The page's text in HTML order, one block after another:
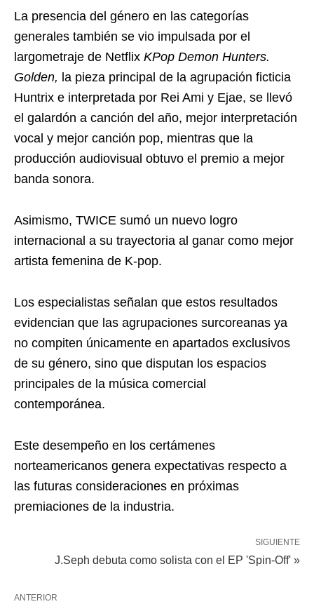
La presencia del género en las categorías
generales también se vio impulsada por el
largometraje de Netflix KPop Demon Hunters.
Golden, la pieza principal de la agrupación ficticia
Huntrix e interpretada por Rei Ami y Ejae, se llevó
el galardón a canción del año, mejor interpretación
vocal y mejor canción pop, mientras que la
producción audiovisual obtuvo el premio a mejor
banda sonora.
Asimismo, TWICE sumó un nuevo logro
internacional a su trayectoria al ganar como mejor
artista femenina de K-pop.
Los especialistas señalan que estos resultados
evidencian que las agrupaciones surcoreanas ya
no compiten únicamente en apartados exclusivos
de su género, sino que disputan los espacios
principales de la música comercial
contemporánea.
Este desempeño en los certámenes
norteamericanos genera expectativas respecto a
las futuras consideraciones en próximas
premiaciones de la industria.
SIGUIENTE
J.Seph debuta como solista con el EP 'Spin-Off' »
ANTERIOR